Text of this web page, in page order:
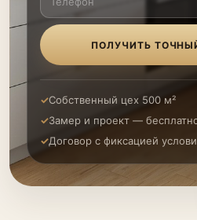
ПОЛУЧИТЬ
Собственный цех 500 м²
Замер и проект —
Договор с фиксацией